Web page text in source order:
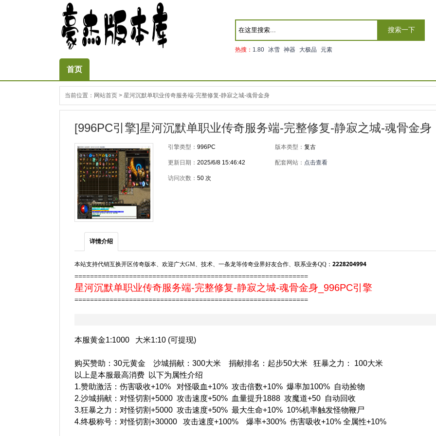
搜索一下
热搜： 1.80 冰雪 神器 大极品 元素
首页
当前位置： 网站首页 > 星河沉默单职业传奇服务端-完整修复-静寂之城-魂骨金身
[996PC引擎]星河沉默单职业传奇服务端-完整修复-静寂之城-魂骨金身
引擎类型： 996PC 版本类型： 复古
更新日期： 2025/6/8 15:46:42 配套网站： 点击查看
访问次数： 50 次
详情介绍
本站支持代销互换开区传奇版本、欢迎广大GM、技术、一条龙等传奇业界好友合作、联系业务QQ： 2228204994
============================================================
星河沉默单职业传奇服务端-完整修复-静寂之城-魂骨金身_996PC引擎
============================================================
本服黄金1:1000 大米1:10 (可提现)
购买赞助：30元黄金 沙城捐献：300大米 捐献排名：起步50大米 狂暴之力： 100大米
以上是本服最高消费 以下为属性介绍
1.赞助激活：伤害吸收+10% 对怪吸血+10% 攻击倍数+10% 爆率加100% 自动捡物
2.沙城捐献：对怪切割+5000 攻击速度+50% 血量提升1888 攻魔道+50 自动回收
3.狂暴之力：对怪切割+5000 攻击速度+50% 最大生命+10% 10%机率触发怪物鞭尸
4.终极称号：对怪切割+30000 攻击速度+100% 爆率+300% 伤害吸收+10% 全属性+10%